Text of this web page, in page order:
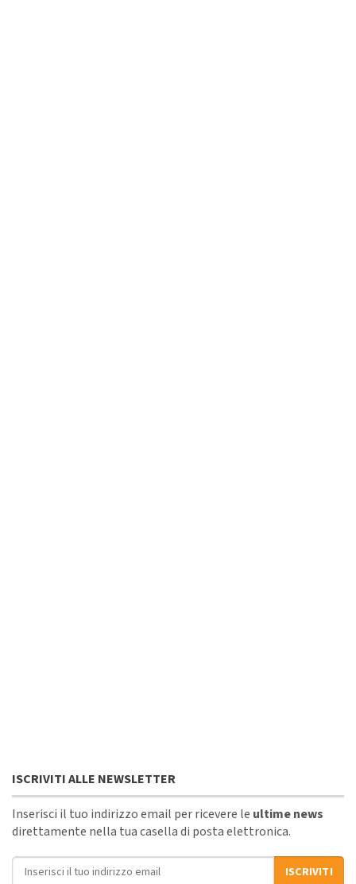
ISCRIVITI ALLE NEWSLETTER
Inserisci il tuo indirizzo email per ricevere le ultime news
direttamente nella tua casella di posta elettronica.
Indirizzo email
ISCRIVITI